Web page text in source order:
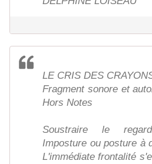
LE CRIS DES
Fragment sonore et
Hors Notes
Soustraire le
Imposture ou posture à
L'immédiate frontalité